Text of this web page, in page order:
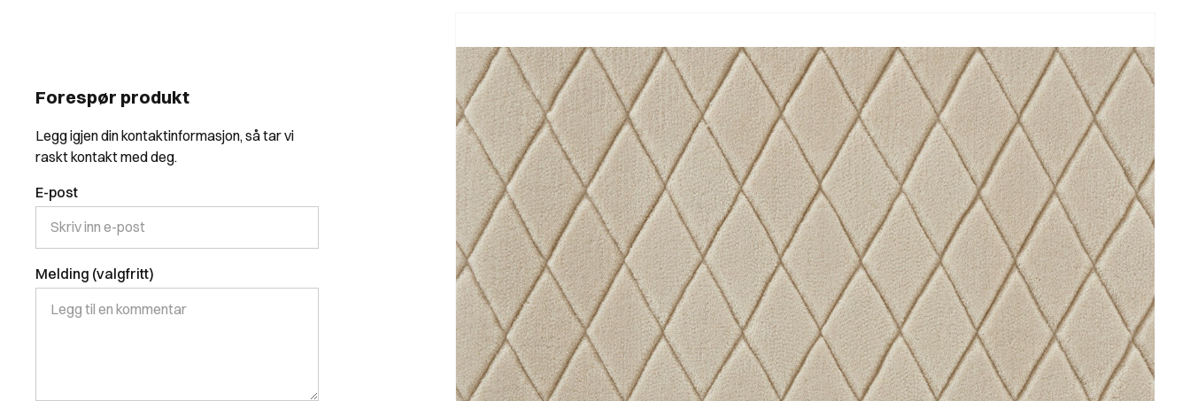
Forespør produkt
Legg igjen din kontaktinformasjon, så tar vi
raskt kontakt med deg.
E-post
Melding (valgfritt)
Teppe fra Pierre Frey i mykt og fluffy ull med diamantformet mønster.